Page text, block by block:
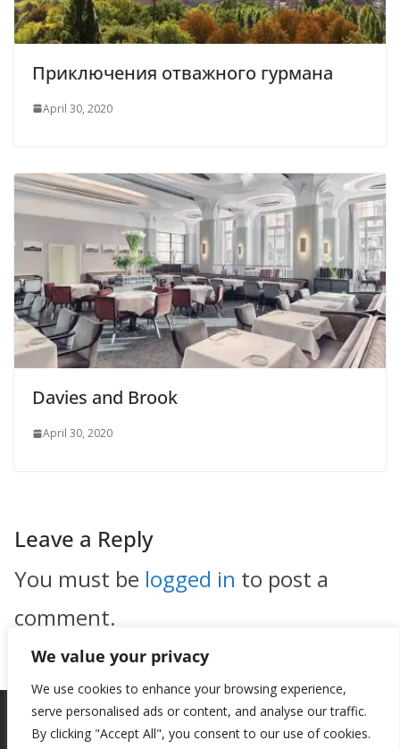
We value your privacy
We use cookies to enhance your browsing experience,
serve personalised ads or content, and analyse our traffic.
By clicking "Accept All", you consent to our use of cookies.
Приключения отважного гурмана
April 30, 2020
Davies and Brook
April 30, 2020
Leave a Reply
You must be logged in to post a
comment.